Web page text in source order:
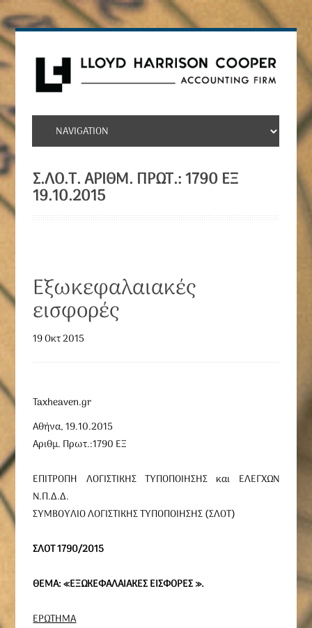
Σ.ΛΟ.Τ. ΑΡΙΘΜ. ΠΡΩΤ.: 1790 ΕΞ
19.10.2015
Εξωκεφαλαιακές
εισφορές
19 Οκτ 2015
Taxheaven.gr
Αθήνα, 19.10.2015
Αριθμ. Πρωτ.:1790 ΕΞ
ΕΠΙΤΡΟΠΗ ΛΟΓΙΣΤΙΚΗΣ ΤΥΠΟΠΟΙΗΣΗΣ και ΕΛΕΓΧΩΝ
Ν.Π.Δ.Δ.
ΣΥΜΒΟΥΛΙΟ ΛΟΓΙΣΤΙΚΗΣ ΤΥΠΟΠΟΙΗΣΗΣ (ΣΛΟΤ)
ΣΛΟΤ 1790/2015
ΘΕΜΑ: «ΕΞΩΚΕΦΑΛΑΙΑΚΕΣ ΕΙΣΦΟΡΕΣ ».
ΕΡΩΤΗΜΑ